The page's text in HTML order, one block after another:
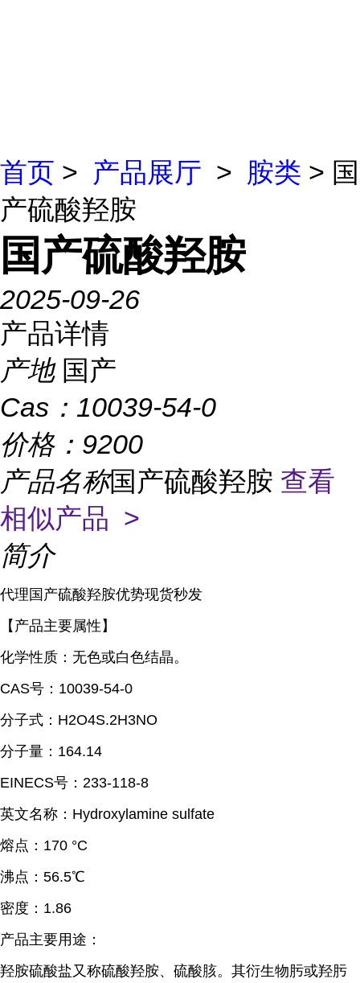
首页 > 产品展厅 > 胺类 > 国
产硫酸羟胺
国产硫酸羟胺
2025-09-26
产品详情
产地 国产
Cas： 10039-54-0
价格： 9200
产品名称国产硫酸羟胺 查看
相似产品 >
简介
代理国产硫酸羟胺优势现货秒发
【产品主要属性】
化学性质： 无色或白色结晶。
CAS号：10039-54-0
分子式：H2O4S.2H3NO
分子量：164.14
EINECS号：233-118-8
英文名称：Hydroxylamine sulfate
熔点： 170 °C
沸点： 56.5℃
密度： 1.86
产品主要用途：
羟胺硫酸盐又称硫酸羟胺、硫酸胲。其衍生物肟或羟肟